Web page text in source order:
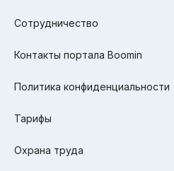
Сотрудничество
Контакты портала Boomin
Политика конфиденциальности
Тарифы
Охрана труда